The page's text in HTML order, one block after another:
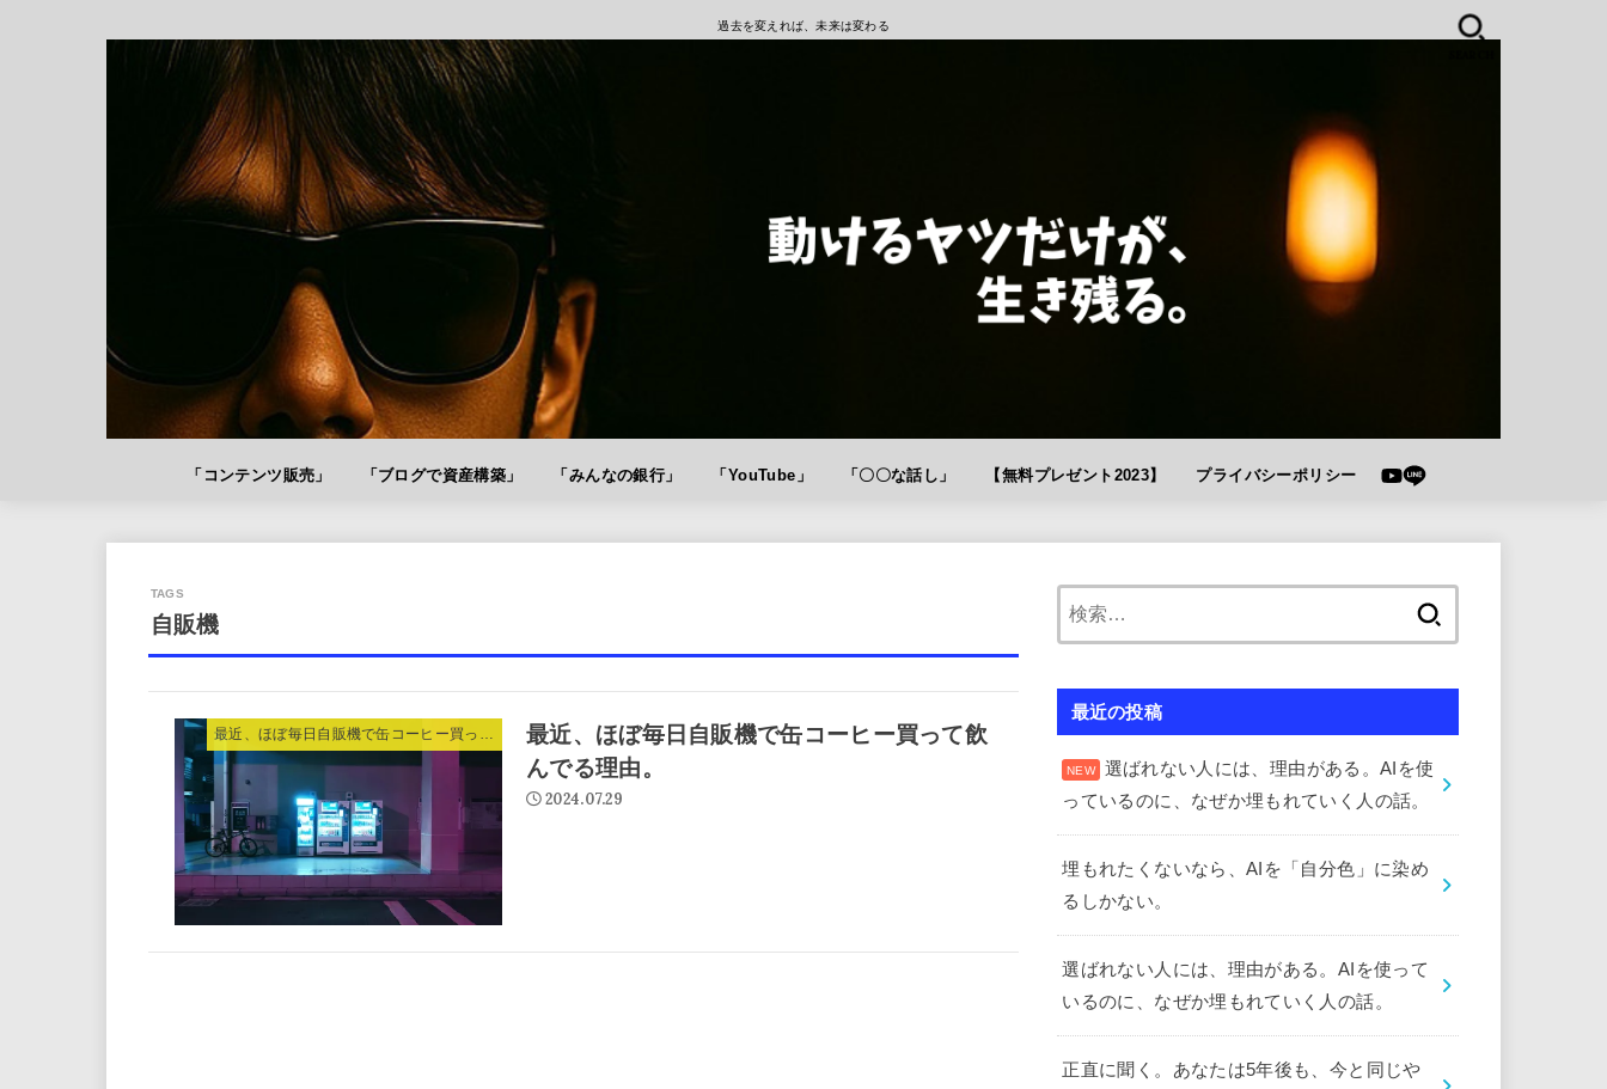
過去を変えれば、未来は変わる
「コンテンツ販売」 「ブログで資産構築」 「みんなの銀行」 「YouTube」 「〇〇な話し」 【無料プレゼント2023】 プライバシーポリシー
自販機
最近、ほぼ毎日自販機で缶コーヒー買って飲んでる理由。
最近、ほぼ毎日自販機で缶コーヒー買って飲
んでる理由。
2024.07.29
最近の投稿
選ばれない人には、理由がある。AIを使
っているのに、なぜか埋もれていく人の話。
埋もれたくないなら、AIを「自分色」に染め
るしかない。
選ばれない人には、理由がある。AIを使って
いるのに、なぜか埋もれていく人の話。
正直に聞く。あなたは5年後も、今と同じや